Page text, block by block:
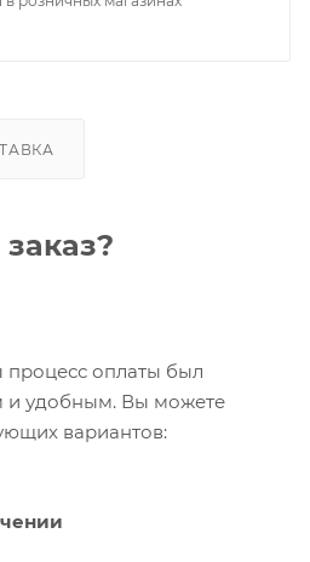
процесс оплаты был
и удобным. Вы можете
вариантов: